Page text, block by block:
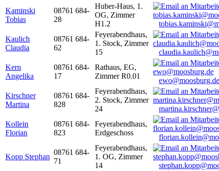
Kaminski
Tobias
08761 684-
28
Huber-Haus, 1.
OG, Zimmer
H1.2
Kaulich
Claudia
08761 684-
62
Feyerabendhaus,
1. Stock, Zimmer
15
Kern
Angelika
08761 684-
17
Rathaus, EG,
Zimmer R0.01
ewo@moosburg.de
Kirschner
Martina
08761 684-
828
Feyerabendhaus,
2. Stock, Zimmer
24
Kollein
Florian
08761 684-
823
Feyerabendhaus,
Erdgeschoss
Kopp Stephan
08761 684-
71
Feyerabendhaus,
1. OG, Zimmer
14